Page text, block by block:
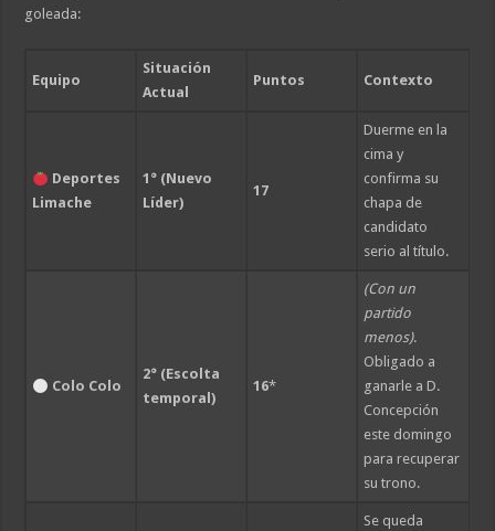
goleada:
Equipo
Situación
Actual
Puntos Contexto
Deportes
Limache
1° (Nuevo
Líder)
17
Duerme en la
cima y
confirma su
chapa de
candidato
serio al título.
Colo Colo
2° (Escolta
temporal)
16*
(Con un
partido
menos).
Obligado a
ganarle a D.
Concepción
este domingo
para recuperar
su trono.
Se queda